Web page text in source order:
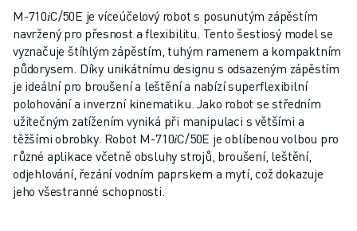
SIMULAČNÍ SOFTWARE
PRODUKTY PRO VZDĚLÁVACÍ ROBOTIKU
AUTOMATIZACE ROBOTŮ
ROBOTY PRO SVAŘOVÁNÍ ELEKTRICKÝM OBLOUKEM
KLOUBOVÉ ROBOTY
ŘADA ARC MATE
ŘADA M-900
DELTA ROBOTY
ROBOTY PRO POTRAVINÁŘSTVÍ A ČISTÉ PROSTORY
LAKOVACÍ ROBOTY
M-710𝑖C/50E je víceúčelový robot s posunutým zápěstím
navržený pro přesnost a flexibilitu. Tento šestiosý model se
vyznačuje štíhlým zápěstím, tuhým ramenem a kompaktním
půdorysem. Díky unikátnímu designu s odsazeným zápěstím
je ideální pro broušení a leštění a nabízí superflexibilní
polohování a inverzní kinematiku. Jako robot se středním
užitečným zatížením vyniká při manipulaci s většími a
těžšími obrobky. Robot M-710𝑖C/50E je oblíbenou volbou pro
různé aplikace včetně obsluhy strojů, broušení, leštění,
odjehlování, řezání vodním paprskem a mytí, což dokazuje
jeho všestranné schopnosti.